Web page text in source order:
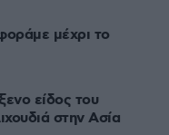
μέχρι το
είδος του
στην Ασία